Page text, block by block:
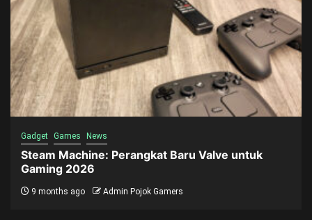
Gadget Games News
Steam Machine: Perangkat Baru Valve untuk
Gaming 2026
9 months ago Admin Pojok Gamers